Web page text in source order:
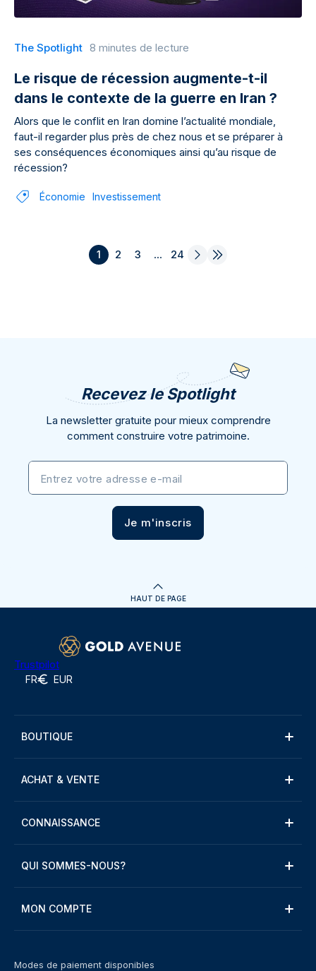
The Spotlight 8 minutes de lecture
Le risque de récession augmente-t-il
dans le contexte de la guerre en Iran ?
Alors que le conflit en Iran domine l’actualité mondiale,
faut-il regarder plus près de chez nous et se préparer à
ses conséquences économiques ainsi qu’au risque de
récession?
Économie Investissement
1 2 3 ... 24
Recevez le Spotlight
La newsletter gratuite pour mieux comprendre
comment construire votre patrimoine.
Entrez votre adresse e-mail
Je m'inscris
HAUT DE PAGE
Trustpilot
FR EUR
BOUTIQUE
ACHAT & VENTE
CONNAISSANCE
QUI SOMMES-NOUS?
MON COMPTE
Modes de paiement disponibles